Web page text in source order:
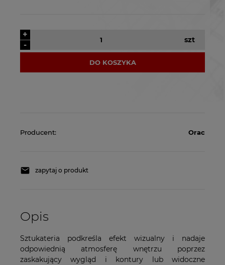
-
+
szt
DO KOSZYKA
Producent: Orac
zapytaj o produkt
Opis
Sztukateria podkreśla efekt wizualny i nadaje
odpowiednią atmosferę wnętrzu poprzez
zaskakujący wygląd i kontury lub widoczne